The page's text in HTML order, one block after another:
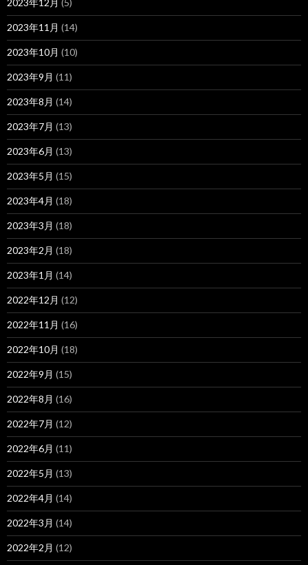
2023年11月 (14)
2023年10月 (10)
2023年9月 (11)
2023年8月 (14)
2023年7月 (13)
2023年6月 (13)
2023年5月 (15)
2023年4月 (18)
2023年3月 (18)
2023年2月 (18)
2023年1月 (14)
2022年12月 (12)
2022年11月 (16)
2022年10月 (18)
2022年9月 (15)
2022年8月 (16)
2022年7月 (12)
2022年6月 (11)
2022年5月 (13)
2022年4月 (14)
2022年3月 (14)
2022年2月 (12)